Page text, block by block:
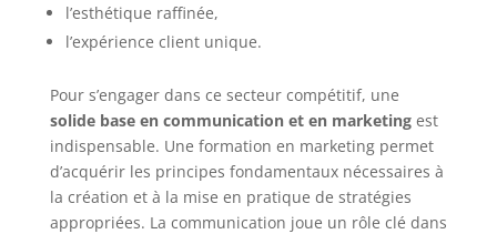
l’esthétique raffinée,
l’expérience client unique.
Pour s’engager dans ce secteur compétitif, une
solide base en communication et en marketingest
indispensable. Une formation en marketing permet
d’acquérir les principes fondamentaux nécessaires à
la création et à la mise en pratique de stratégies
appropriées. La communication joue un rôle clé dans